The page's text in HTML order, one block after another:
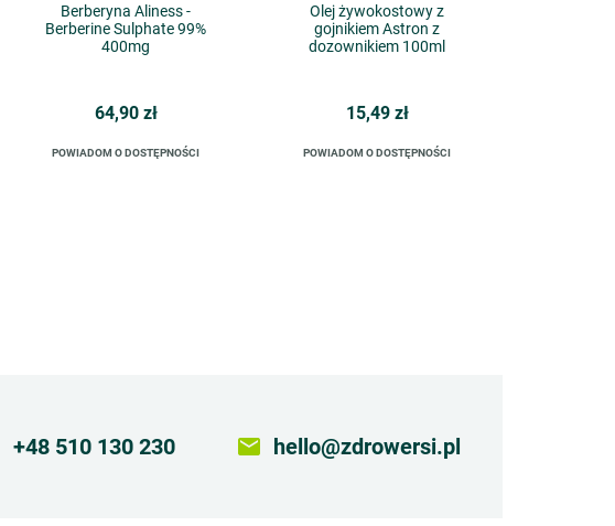
Berberyna Aliness -
Berberine Sulphate 99%
400mg
64,90 zł
POWIADOM O DOSTĘPNOŚCI
Olej żywokostowy z
gojnikiem Astron z
dozownikiem 100ml
15,49 zł
POWIADOM O DOSTĘPNOŚCI
+48 510 130 230 email hello@zdrowersi.pl